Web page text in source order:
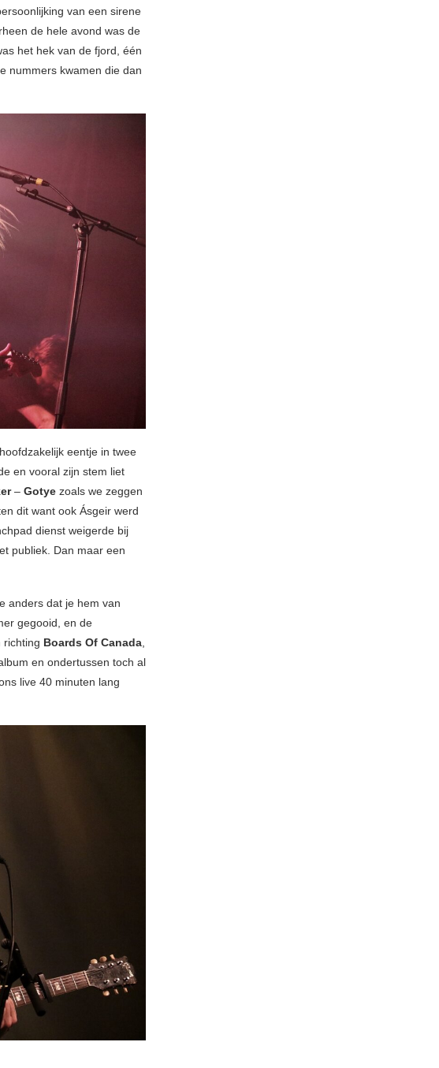
van een sirene
de hele avond was de
het hek van de fjord, één
nummers kwamen die dan
eentje in twee
en vooral zijn stem liet
– Gotye zoals we zeggen
dit want ook Ásgeir werd
dienst weigerde bij
publiek. Dan maar een
anders dat je hem van
gegooid, en de
richting Boards Of Canada
en ondertussen toch al
live 40 minuten lang